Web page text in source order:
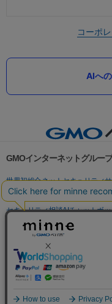
コーポ
AIへ
GMOインターネットグルー
世界初総合ネットセキュリティ
パスワード漏洩診断
Webサ
セキュリティ相談AIチャットボ
実在証明・盗聴対策
サイバー攻撃対策（GMO Flatt
セキュリティ事業の軌跡